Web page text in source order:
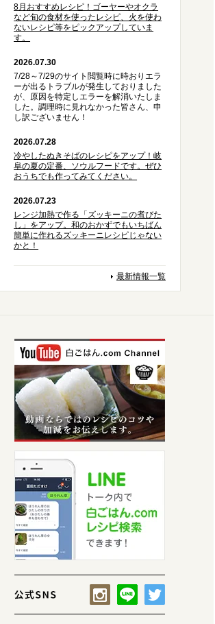
8月おすすめレシピ！ゴーヤーやオクラ
など旬の食材を使ったレシピ、火を使わ
ないレシピ等をピックアップしていま
す。
2026.07.30
7/28～7/29のサイト閲覧時に時おりエラ
ーが出るトラブルが発生しておりました
が、原因を特定しエラーを解消いたしま
した。調理時に見れなかった皆さん、申
し訳ございません！
2026.07.28
冷やしたぬきそばのレシピをアップ！岐
阜の夏の定番、ソウルフードです。ぜひ
おうちでも作ってみてください。
2026.07.23
レンジ加熱で作る「ズッキーニの煮びた
し」をアップ。和のおかずでもいちばん
簡単に作れるズッキーニレシピじゃない
かと！
最新情報一覧